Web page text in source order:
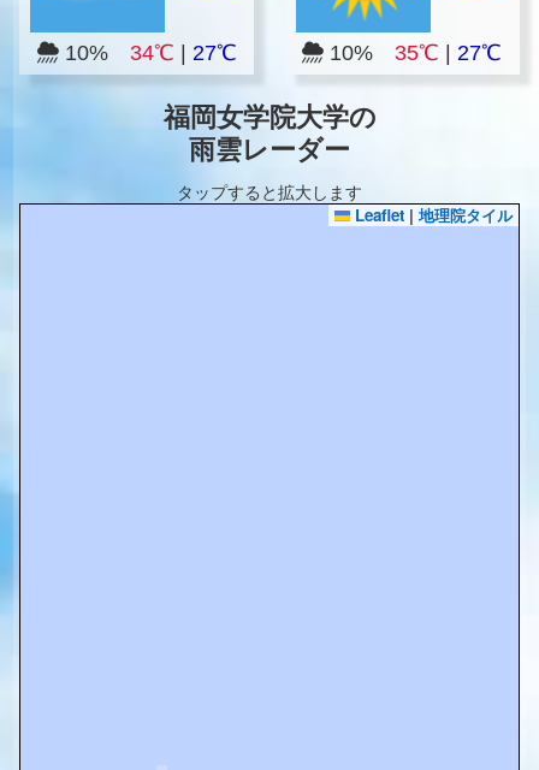
10% 34℃ 27℃ 10% 35℃ |27℃
福岡女学院大学の
雨雲レーダー
タップすると拡大します
Leaflet | 地理院タイル